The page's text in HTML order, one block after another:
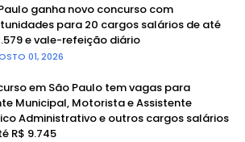
ganha novo concurso com
para 20 cargos salários de até
e vale-refeição diário
01, 2026
em São Paulo tem vagas para
Municipal, Motorista e Assistente
Administrativo e outros cargos salários
R$ 9.745